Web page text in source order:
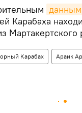
данным
Карабаха
Мартакертского
Карабах Араик